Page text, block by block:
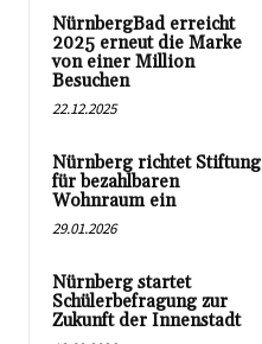
NürnbergBad erreicht
2025 erneut die Marke
von einer Million
Besuchen
22.12.2025
Nürnberg richtet Stiftung
für bezahlbaren
Wohnraum ein
29.01.2026
Nürnberg startet
Schülerbefragung zur
Zukunft der Innenstadt